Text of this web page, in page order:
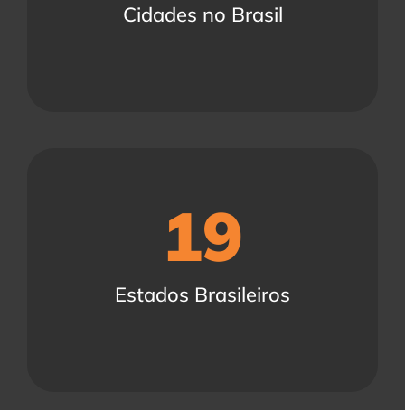
Cidades no Brasil
Estados Brasileiros
19